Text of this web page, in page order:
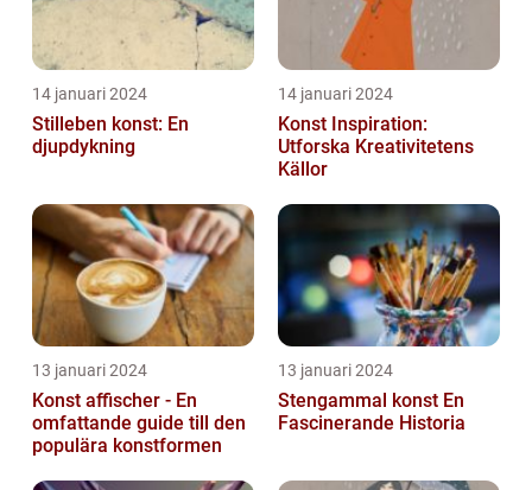
14 januari 2024
Stilleben konst: En
djupdykning
14 januari 2024
Konst Inspiration:
Utforska Kreativitetens
Källor
13 januari 2024
Konst affischer - En
omfattande guide till den
populära konstformen
13 januari 2024
Stengammal konst En
Fascinerande Historia